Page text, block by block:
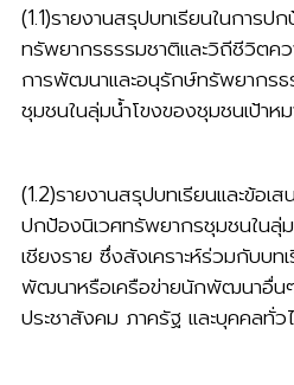
(1.1)รายงานสรุปบทเรียนในการป
ทรัพยากรธรรมชาติและวิถีชีวิตคว
การพัฒนาและอนุรักษ์ทรัพยากร
ชุมชนในลุ่มน้ำโขงของชุมชนเป้าห
(1.2)รายงานสรุปบทเรียนและข้อเส
ปกป้องนิเวศทรัพยากรชุมชนในลุ่
เชียงราย ซึ่งสังเคราะห์ร่วมกับบ
พัฒนาหรือเครือข่ายนักพัฒนาอื่น
ประชาสังคม ภาครัฐ และบุคคลทั่ว